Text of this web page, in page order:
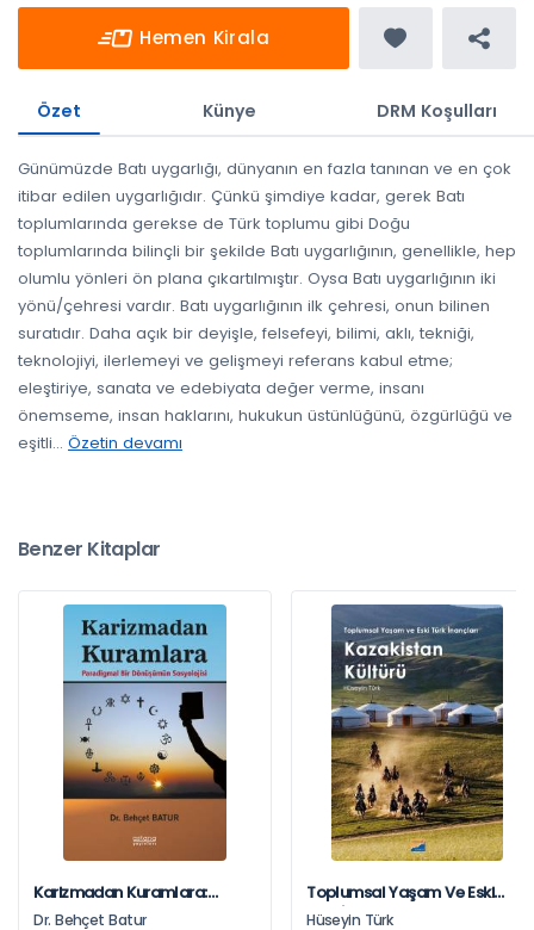
Hemen Kirala
Özet Künye DRM Koşulları
Günümüzde Batı uygarlığı, dünyanın en fazla tanınan ve en çok
itibar edilen uygarlığıdır. Çünkü şimdiye kadar, gerek Batı
toplumlarında gerekse de Türk toplumu gibi Doğu
toplumlarında bilinçli bir şekilde Batı uygarlığının, genellikle, hep
olumlu yönleri ön plana çıkartılmıştır. Oysa Batı uygarlığının iki
yönü/çehresi vardır. Batı uygarlığının ilk çehresi, onun bilinen
suratıdır. Daha açık bir deyişle, felsefeyi, bilimi, aklı, tekniği,
teknolojiyi, ilerlemeyi ve gelişmeyi referans kabul etme;
eleştiriye, sanata ve edebiyata değer verme, insanı
önemseme, insan haklarını, hukukun üstünlüğünü, özgürlüğü ve
eşitli... Özetin devamı
Benzer Kitaplar
Karizmadan Kuramlara:
Paradigmal Bir Dönüşümün
Dr. Behçet Batur
Toplumsal Yaşam Ve Eski
Türk İnançları: Kazakistan
Hüseyin Türk